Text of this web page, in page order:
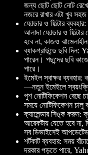
জন্য ছোট ছোট নোট রেখে
নজরে রাখার এটা খুব
ফোল্ডার ও ফিল্টার
আলাদা ফোল্ডার ও
হবে না, কাজও
ব্যাকগ্রাউন্ডে ছবি দিন:
পারেন। পছন্দের ছবি
পারে।
ইমেইল স্বাক্ষর ব্যবহার:
—নতুন ইমেইলে
পুশ নোটিফিকেশন বেছে
সময়ে নোটিফিকেশন চালু
ক্যালেন্ডার সিঙ্ক করুন:
আরেকটায় যেতে হবে না,
সব ডিভাইসেই আপডেটেড
শর্টকাট ব্যবহার: সময়
দরকার পড়তে পারে,